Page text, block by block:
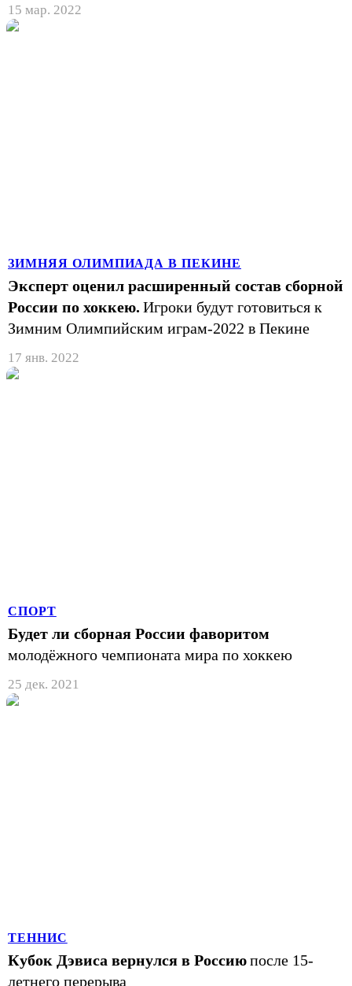
15 мар. 2022
ЗИМНЯЯ ОЛИМПИАДА В ПЕКИНЕ
Эксперт оценил расширенный состав сборной
России по хоккею. Игроки будут готовиться к
Зимним Олимпийским играм-2022 в Пекине
17 янв. 2022
СПОРТ
Будет ли сборная России фаворитом
молодёжного чемпионата мира по хоккею
25 дек. 2021
ТЕННИС
Кубок Дэвиса вернулся в Россиюпосле 15-
летнего перерыва